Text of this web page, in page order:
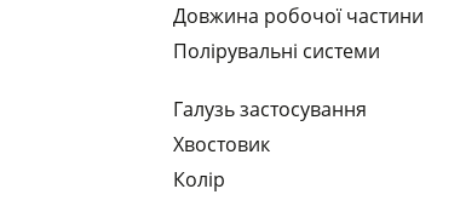
Довжина робочої частини
Полірувальні системи
Галузь застосування
Хвостовик
Колір